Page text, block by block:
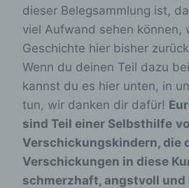
dieser Belegsammlung ist,
viel Aufwand sehen können,
Geschichte hier bisher
Wenn du deinen Teil dazu
kannst du es hier unten, in
tun, wir danken dir dafür!
sind Teil einer Selbsthilfe
Verschickungskindern, die
Verschickungen in diese
schmerzhaft, angstvoll